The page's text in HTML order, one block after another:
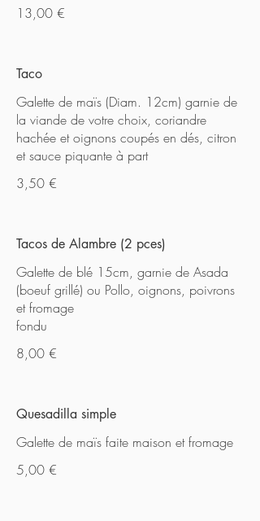
13,00 €
Taco
Galette de maïs (Diam. 12cm) garnie de
la viande de votre choix, coriandre
hachée et oignons coupés en dés, citron
et sauce piquante à part
3,50 €
Tacos de Alambre (2 pces)
Galette de blé 15cm, garnie de Asada
(boeuf grillé) ou Pollo, oignons, poivrons
et fromage
fondu
8,00 €
Quesadilla simple
Galette de maïs faite maison et fromage
5,00 €